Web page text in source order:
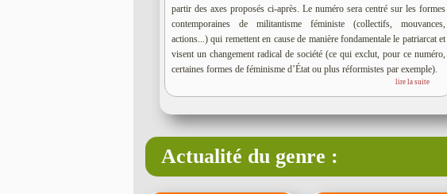
partir des axes proposés ci-après. Le numéro sera centré sur les formes
contemporaines de militantisme féministe (collectifs, mouvances,
actions...) qui remettent en cause de manière fondamentale le patriarcat et
visent un changement radical de société (ce qui exclut, pour ce numéro,
certaines formes de féminisme d’État ou plus réformistes par exemple).
lire la suite
Actualité du genre :